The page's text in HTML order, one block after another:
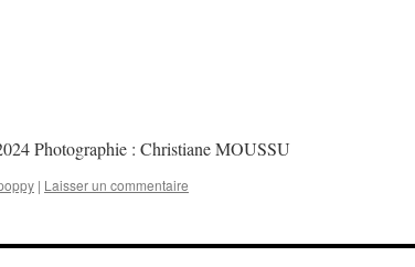
Photographie : Christiane MOUSSU
| Laisser un commentaire